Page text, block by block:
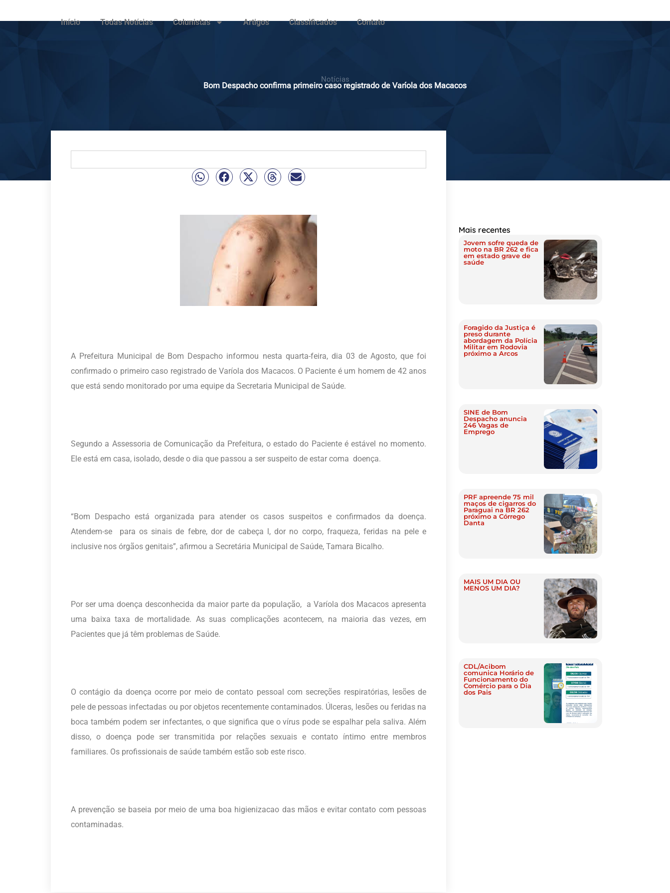
Início Todas Notícias Colunistas Artigos Classificados Contato
Notícias
Bom Despacho confirma primeiro caso registrado de Varíola dos Macacos
A Prefeitura Municipal de Bom Despacho informou nesta quarta-feira, dia 03 de Agosto, que foi
confirmado o primeiro caso registrado de Varíola dos Macacos. O Paciente é um homem de 42 anos
que está sendo monitorado por uma equipe da Secretaria Municipal de Saúde.
Segundo a Assessoria de Comunicação da Prefeitura, o estado do Paciente é estável no momento.
Ele está em casa, isolado, desde o dia que passou a ser suspeito de estar coma doença.
“Bom Despacho está organizada para atender os casos suspeitos e confirmados da doença.
Atendem-se para os sinais de febre, dor de cabeça l, dor no corpo, fraqueza, feridas na pele e
inclusive nos órgãos genitais”, afirmou a Secretária Municipal de Saúde, Tamara Bicalho.
Por ser uma doença desconhecida da maior parte da população, a Varíola dos Macacos apresenta
uma baixa taxa de mortalidade. As suas complicações acontecem, na maioria das vezes, em
Pacientes que já têm problemas de Saúde.
O contágio da doença ocorre por meio de contato pessoal com secreções respiratórias, lesões de
pele de pessoas infectadas ou por objetos recentemente contaminados. Úlceras, lesões ou feridas na
boca também podem ser infectantes, o que significa que o vírus pode se espalhar pela saliva. Além
disso, o doença pode ser transmitida por relações sexuais e contato íntimo entre membros
familiares. Os profissionais de saúde também estão sob este risco.
A prevenção se baseia por meio de uma boa higienizacao das mãos e evitar contato com pessoas
contaminadas.
Mais recentes
Jovem sofre queda de
moto na BR 262 e fica
em estado grave de
saúde
Foragido da Justiça é
preso durante
abordagem da Polícia
Militar em Rodovia
próximo a Arcos
SINE de Bom
Despacho anuncia
246 Vagas de
Emprego
PRF apreende 75 mil
maços de cigarros do
Paraguai na BR 262
próximo a Córrego
Danta
MAIS UM DIA OU
MENOS UM DIA?
CDL/Acibom
comunica Horário de
Funcionamento do
Comércio para o Dia
dos Pais